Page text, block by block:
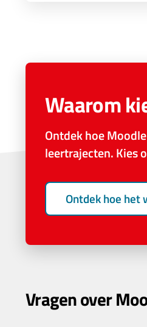
Waarom
Ontdek hoe
leertrajecten. Kies
Ontdek hoe het
Vragen over